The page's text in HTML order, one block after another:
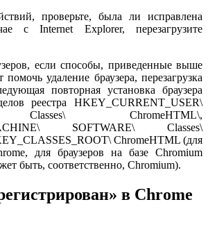
проверьте, была ли исправлена
с Internet Explorer, перезагрузите
если способы, приведенные выше
удаление браузера, перезагрузка
повторная установка браузера
реестра HKEY_CURRENT_USER\
Classes\ ChromeHTML\,
SOFTWARE\ Classes\
ChromeHTML (для
для браузеров на базе Chromium
быть, соответственно, Chromium).
в Chrome